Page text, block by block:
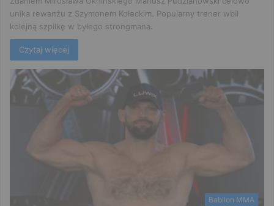
unika rewanżu z Szymonem Kołeckim. Popularny trener wbił
kolejną szpilkę w byłego strongmana.
Czytaj więcej
Babilon MMA